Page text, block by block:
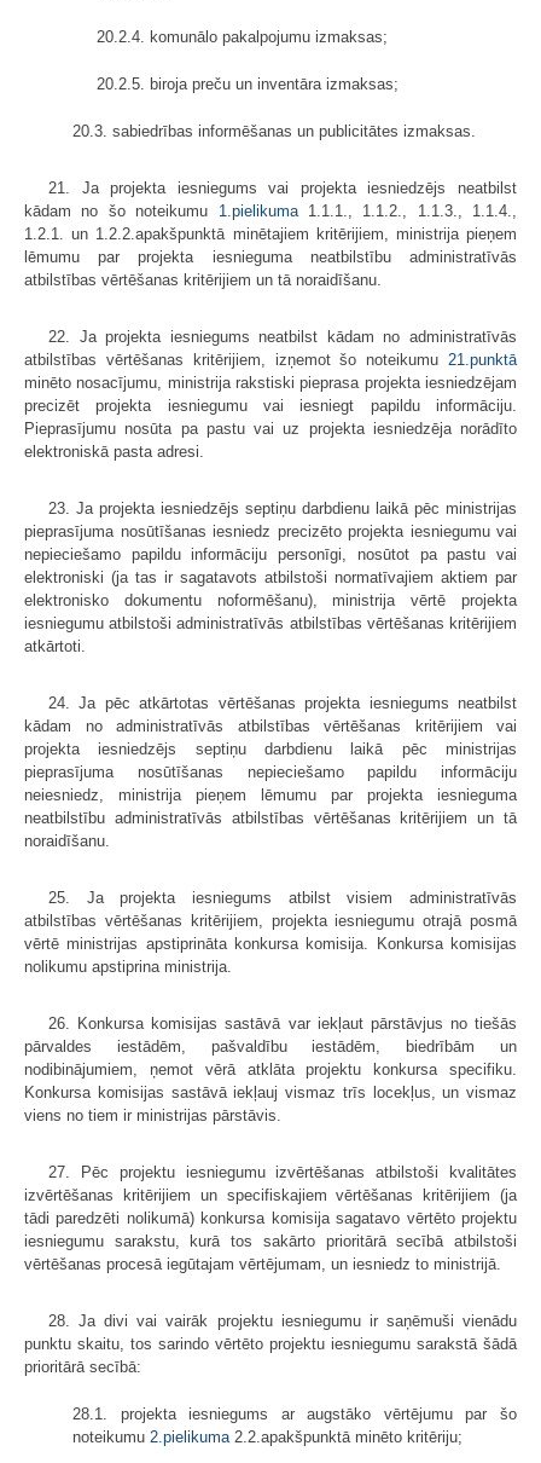
20.2.4. komunālo pakalpojumu izmaksas;
20.2.5. biroja preču un inventāra izmaksas;
20.3. sabiedrības informēšanas un publicitātes izmaksas.
21. Ja projekta iesniegums vai projekta iesniedzējs neatbilst
kādam no šo noteikumu 1.pielikuma1.1.1., 1.1.2., 1.1.3., 1.1.4.,
1.2.1. un 1.2.2.apakšpunktā minētajiem kritērijiem, ministrija pieņem
lēmumu par projekta iesnieguma neatbilstību administratīvās
atbilstības vērtēšanas kritērijiem un tā noraidīšanu.
22. Ja projekta iesniegums neatbilst kādam no administratīvās
atbilstības vērtēšanas kritērijiem, izņemot šo noteikumu 21.punktā
minēto nosacījumu, ministrija rakstiski pieprasa projekta iesniedzējam
precizēt projekta iesniegumu vai iesniegt papildu informāciju.
Pieprasījumu nosūta pa pastu vai uz projekta iesniedzēja norādīto
elektroniskā pasta adresi.
23. Ja projekta iesniedzējs septiņu darbdienu laikā pēc ministrijas
pieprasījuma nosūtīšanas iesniedz precizēto projekta iesniegumu vai
nepieciešamo papildu informāciju personīgi, nosūtot pa pastu vai
elektroniski (ja tas ir sagatavots atbilstoši normatīvajiem aktiem par
elektronisko dokumentu noformēšanu), ministrija vērtē projekta
iesniegumu atbilstoši administratīvās atbilstības vērtēšanas kritērijiem
atkārtoti.
24. Ja pēc atkārtotas vērtēšanas projekta iesniegums neatbilst
kādam no administratīvās atbilstības vērtēšanas kritērijiem vai
projekta iesniedzējs septiņu darbdienu laikā pēc ministrijas
pieprasījuma nosūtīšanas nepieciešamo papildu informāciju
neiesniedz, ministrija pieņem lēmumu par projekta iesnieguma
neatbilstību administratīvās atbilstības vērtēšanas kritērijiem un tā
noraidīšanu.
25. Ja projekta iesniegums atbilst visiem administratīvās
atbilstības vērtēšanas kritērijiem, projekta iesniegumu otrajā posmā
vērtē ministrijas apstiprināta konkursa komisija. Konkursa komisijas
nolikumu apstiprina ministrija.
26. Konkursa komisijas sastāvā var iekļaut pārstāvjus no tiešās
pārvaldes iestādēm, pašvaldību iestādēm, biedrībām un
nodibinājumiem, ņemot vērā atklāta projektu konkursa specifiku.
Konkursa komisijas sastāvā iekļauj vismaz trīs locekļus, un vismaz
viens no tiem ir ministrijas pārstāvis.
27. Pēc projektu iesniegumu izvērtēšanas atbilstoši kvalitātes
izvērtēšanas kritērijiem un specifiskajiem vērtēšanas kritērijiem (ja
tādi paredzēti nolikumā) konkursa komisija sagatavo vērtēto projektu
iesniegumu sarakstu, kurā tos sakārto prioritārā secībā atbilstoši
vērtēšanas procesā iegūtajam vērtējumam, un iesniedz to ministrijā.
28. Ja divi vai vairāk projektu iesniegumu ir saņēmuši vienādu
punktu skaitu, tos sarindo vērtēto projektu iesniegumu sarakstā šādā
prioritārā secībā:
28.1. projekta iesniegums ar augstāko vērtējumu par šo
noteikumu 2.pielikuma 2.2.apakšpunktā minēto kritēriju;